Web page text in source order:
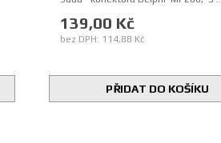
139,00 Kč
bez DPH: 114,88 Kč
PŘIDAT DO KOŠÍKU